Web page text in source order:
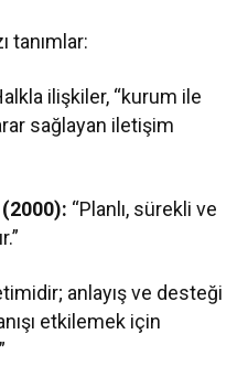
tanımlar:
ilişkiler, “kurum ile
sağlayan iletişim
“Planlı, sürekli ve
anlayış ve desteği
etkilemek için